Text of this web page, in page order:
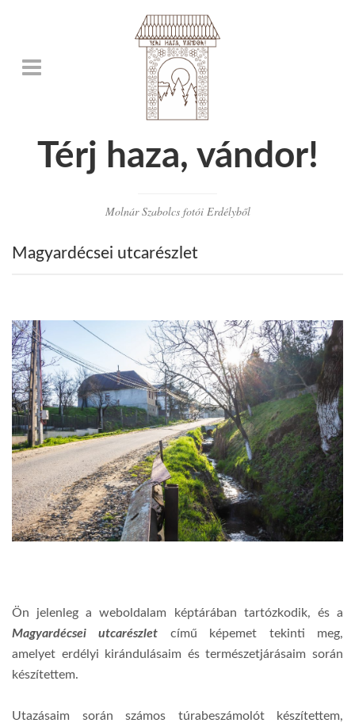
Térj haza, vándor!
Molnár Szabolcs fotói Erdélyből
Magyardécsei utcarészlet
Ön jelenleg a weboldalam képtárában tartózkodik, és a
Magyardécsei utcarészlet című képemet tekinti meg,
amelyet erdélyi kirándulásaim és természetjárásaim során
készítettem.
Utazásaim során számos túrabeszámolót készítettem,